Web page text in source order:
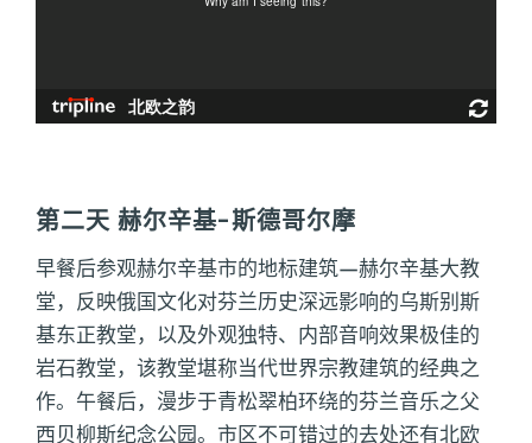
第二天 赫尔辛基-斯德哥尔摩
早餐后参观赫尔辛基市的地标建筑—赫尔辛基大教
堂，反映俄国文化对芬兰历史深远影响的乌斯别斯
基东正教堂，以及外观独特、内部音响效果极佳的
岩石教堂，该教堂堪称当代世界宗教建筑的经典之
作。午餐后，漫步于青松翠柏环绕的芬兰音乐之父
西贝柳斯纪念公园。市区不可错过的去处还有北欧